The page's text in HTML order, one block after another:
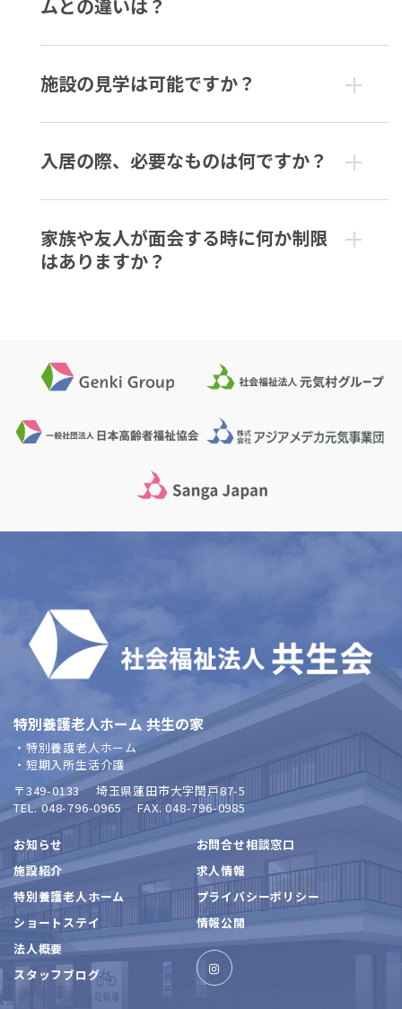
ムとの違いは？
施設の見学は可能ですか？
入居の際、必要なものは何ですか？
家族や友人が面会する時に何か制限
はありますか？
特別養護老人ホーム 共生の家
・特別養護老人ホーム
・短期入所生活介護
〒349-0133埼玉県蓮田市大字閏戸87-5
TEL. 048-796-0965 FAX. 048-796-0985
お知らせ
施設紹介
特別養護老人ホーム
ショートステイ
法人概要
スタッフブログ
お問合せ相談窓口
求人情報
プライバシーポリシー
情報公開